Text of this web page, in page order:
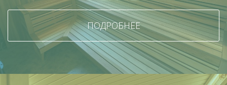
ПОДРОБНЕЕ